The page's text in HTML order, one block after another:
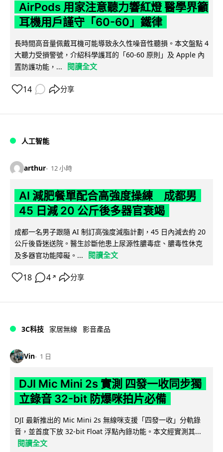
AirPods 用家注意聽力響紅燈 醫學界籲
耳機用戶謹守「60-60」鐵律
長時間高音量佩戴耳機可能導致永久性噪音性聽損。本文盤點 4
大聽力受損警號，介紹科學護耳的「60-60 原則」及 Apple 內
置防護功能，...
閱讀全文
14 分享
人工智能
arthur 12 小時
AI 減肥餐單配合高強度操練 成都男
45 日減 20 公斤後多器官衰竭
成都一名男子跟隨 AI 制訂高強度減脂計劃，45 日內減去約 20
公斤後昏迷送院。醫生診斷他患上尿源性膿毒症、膿毒性休克
及多器官功能障礙。...
閱讀全文
18 4 ↗ 分享
3C科技 家居無線 影音產品
Vin 1 日
DJI Mic Mini 2s 實測 四發一收同步獨
立錄音 32-bit 防爆咪拍片必備
DJI 最新推出的 Mic Mini 2s 無線咪支援「四發一收」分軌錄
音，並首度下放 32-bit Float 浮點內錄功能。本文經實測其...
閱讀全文